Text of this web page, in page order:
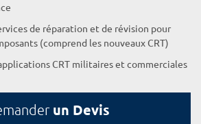
de réparation et de révision pour
(comprend les nouveaux CRT)
CRT militaires et commerciales
un Devis